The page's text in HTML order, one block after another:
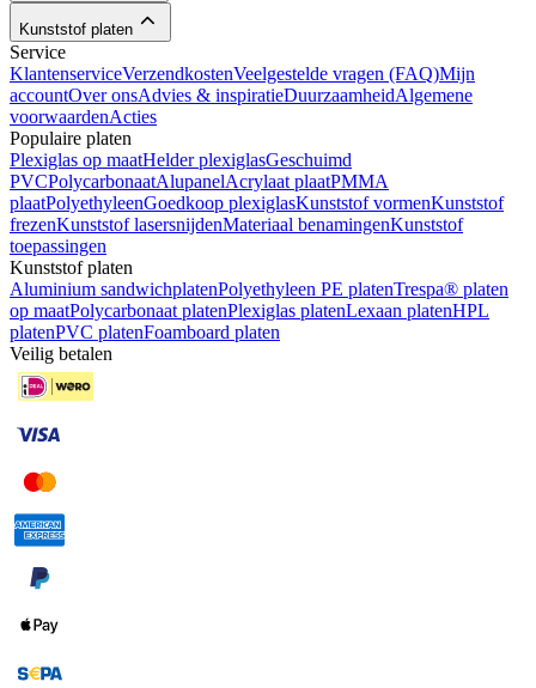
Kunststof platen
Service
KlantenserviceVerzendkostenVeelgestelde vragen (FAQ)Mijn
accountOver onsAdvies & inspiratieDuurzaamheidAlgemene
voorwaardenActies
Populaire platen
Plexiglas op maatHelder plexiglasGeschuimd
PVCPolycarbonaatAlupanelAcrylaat plaatPMMA
plaatPolyethyleenGoedkoop plexiglasKunststof vormenKunststof
frezenKunststof lasersnijdenMateriaal benamingenKunststof
toepassingen
Kunststof platen
Aluminium sandwichplatenPolyethyleen PE platenTrespa® platen
op maatPolycarbonaat platenPlexiglas platenLexaan platenHPL
platenPVC platenFoamboard platen
Veilig betalen